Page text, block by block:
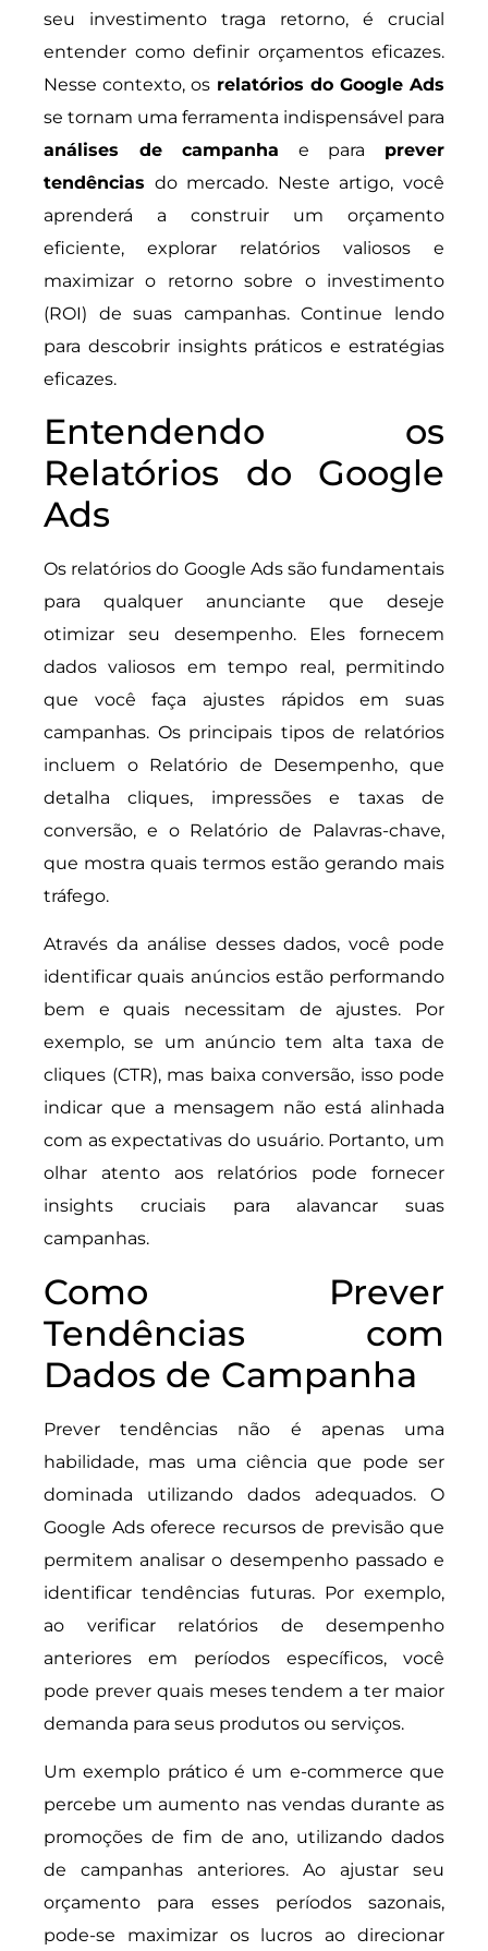
seu investimento traga retorno, é crucial
entender como definir orçamentos eficazes.
Nesse contexto, os relatórios do Google Ads
se tornam uma ferramenta indispensável para
análises de campanha e para prever
tendências do mercado. Neste artigo, você
aprenderá a construir um orçamento
eficiente, explorar relatórios valiosos e
maximizar o retorno sobre o investimento
(ROI) de suas campanhas. Continue lendo
para descobrir insights práticos e estratégias
eficazes.
Entendendo os
Relatórios do Google
Ads
Os relatórios do Google Ads são fundamentais
para qualquer anunciante que deseje
otimizar seu desempenho. Eles fornecem
dados valiosos em tempo real, permitindo
que você faça ajustes rápidos em suas
campanhas. Os principais tipos de relatórios
incluem o Relatório de Desempenho, que
detalha cliques, impressões e taxas de
conversão, e o Relatório de Palavras-chave,
que mostra quais termos estão gerando mais
tráfego.
Através da análise desses dados, você pode
identificar quais anúncios estão performando
bem e quais necessitam de ajustes. Por
exemplo, se um anúncio tem alta taxa de
cliques (CTR), mas baixa conversão, isso pode
indicar que a mensagem não está alinhada
com as expectativas do usuário. Portanto, um
olhar atento aos relatórios pode fornecer
insights cruciais para alavancar suas
campanhas.
Como Prever
Tendências com
Dados de Campanha
Prever tendências não é apenas uma
habilidade, mas uma ciência que pode ser
dominada utilizando dados adequados. O
Google Ads oferece recursos de previsão que
permitem analisar o desempenho passado e
identificar tendências futuras. Por exemplo,
ao verificar relatórios de desempenho
anteriores em períodos específicos, você
pode prever quais meses tendem a ter maior
demanda para seus produtos ou serviços.
Um exemplo prático é um e-commerce que
percebe um aumento nas vendas durante as
promoções de fim de ano, utilizando dados
de campanhas anteriores. Ao ajustar seu
orçamento para esses períodos sazonais,
pode-se maximizar os lucros ao direcionar